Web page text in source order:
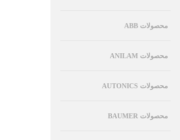
محصولات ABB
محصولات ANILAM
محصولات AUTONICS
محصولات BAUMER